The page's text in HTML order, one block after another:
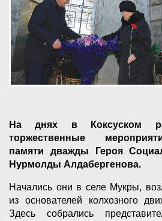
На днях в Коксуском
торжественные
памяти дважды Героя
Нурмолды Алдабергенова.
Начались они в селе Мукры,
из основателей колхозного
Здесь собрались